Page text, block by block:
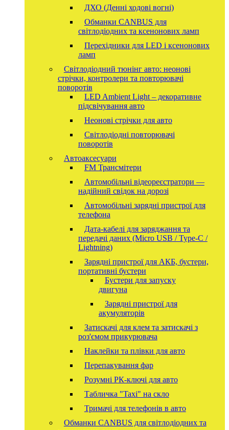
ДХО (Денні ходові вогні)
Обманки CANBUS для
світлодіодних та ксенонових ламп
Перехідники для LED і ксенонових
ламп
Світлодіодний тюнінг авто: неонові
стрічки, контролери та повторювачі
поворотів
LED Ambient Light – декоративне
підсвічування авто
Неонові стрічки для авто
Світлодіодні повторювачі
поворотів
Автоаксесуари
FM Трансмітери
Автомобільні відеореєстратори —
надійний свідок на дорозі
Автомобільні зарядні пристрої для
телефона
Дата-кабелі для заряджання та
передачі даних (Micro USB / Type-C /
Lightning)
Зарядні пристрої для АКБ, бустери,
портативні бустери
Бустери для запуску
двигуна
Зарядні пристрої для
акумуляторів
Затискачі для клем та затискачі з
роз'ємом прикурювача
Наклейки та плівки для авто
Перепакування фар
Розумні РК-ключі для авто
Табличка "Taxi" на скло
Тримачі для телефонів в авто
Обманки CANBUS для світлодіодних та